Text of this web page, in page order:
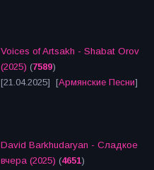
Voices of Artsakh - Shabat Orov
(2025) (7589)
[21.04.2025] [Армянские Песни]
David Barkhudaryan - Сладкое
вчера (2025) (4651)